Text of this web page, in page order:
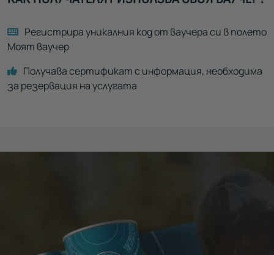
Регистрира уникалния код от ваучера си в полето
Моят ваучер
Получава сертификат с информация, необходима
за резервация на услугата